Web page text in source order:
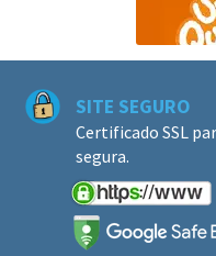
SITE SEGURO
Certificado SSL
segura.